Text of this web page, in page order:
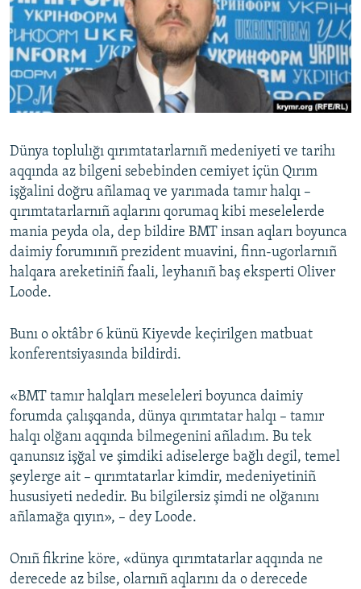
Русский
Українською
QOŞULIÑIZ!
RFE/RS bütün saytları
Dünya toplulığı qırımtatarlarnıñ medeniyeti ve tarihı
aqqında az bilgeni sebebinden cemiyet içün Qırım
işğalini doğru añlamaq ve yarımada tamır halqı –
qırımtatarlarnıñ aqlarını qorumaq kibi meselelerde
mania peyda ola, dep bildire BMT insan aqları boyunca
daimiy forumınıñ prezident muavini, finn-ugorlarnıñ
halqara areketiniñ faali, leyhanıñ baş eksperti Oliver
Loode.
Bunı o oktâbr 6 künü Kiyevde keçirilgen matbuat
konferentsiyasında bildirdi.
«BMT tamır halqları meseleleri boyunca daimiy
forumda çalışqanda, dünya qırımtatar halqı – tamır
halqı olğanı aqqında bilmegenini añladım. Bu tek
qanunsız işğal ve şimdiki adiselerge bağlı degil, temel
şeylerge ait – qırımtatarlar kimdir, medeniyetiniñ
hususiyeti nededir. Bu bilgilersiz şimdi ne olğanını
añlamağa qıyın», – dey Loode.
Onıñ fikrine köre, «dünya qırımtatarlar aqqında ne
derecede az bilse, olarnıñ aqlarını da o derecede